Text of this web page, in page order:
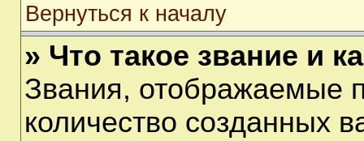
Вернуться к началу
» Что такое звание и
Звания, отображаемые
количество созданных